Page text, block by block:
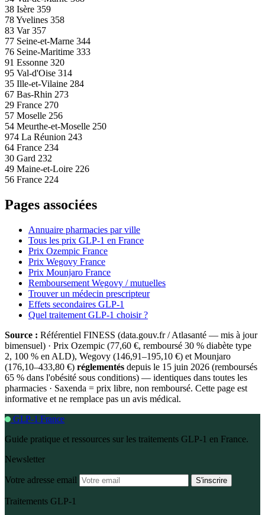
38 Isère 359
78Yvelines 358
83 Var 357
77 Seine-et-Marne 344
76 Seine-Maritime 333
91 Essonne 320
95 Val-d'Oise 314
35 Ille-et-Vilaine 284
67 Bas-Rhin 273
29 France 270
57 Moselle 256
54 Meurthe-et-Moselle 250
974 La Réunion 243
64 France 234
30 Gard 232
49 Maine-et-Loire 226
56 France 224
Pages associées
Annuaire pharmacies par ville
Tous les prix GLP-1 en France
Prix Ozempic France
Prix Wegovy France
Prix Mounjaro France
Remboursement Wegovy / mutuelles
Trouver un médecin prescripteur
Effets secondaires GLP-1
Quel traitement GLP-1 choisir ?
Source : Référentiel FINESS (data.gouv.fr / Atlasanté — mis à jour
bimensuel) · Prix Ozempic (77,60 €, remboursé 30 % diabète type
2, 100 % en ALD), Wegovy (146,91–195,10 €) et Mounjaro
(176,10–433,80 €) réglementés depuis le 15 juin 2026 (remboursés
65 % dans l'obésité sous conditions) — identiques dans toutes les
pharmacies · Saxenda = prix libre, non remboursé. Cette page est
informative et ne remplace pas un avis médical.
GLP-1 France
Guide pratique et ressources sur les traitements GLP-1 en France.
Newsletter
Votre adresse email S'inscrire
Traitements GLP-1